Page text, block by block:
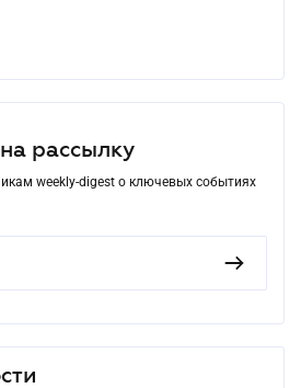
рассылку
weekly-digest о ключевых событиях